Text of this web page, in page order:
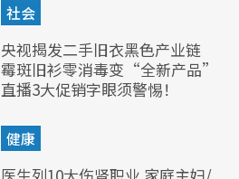
社会
央视揭发二手旧衣黑色产业链
霉斑旧衫零消毒变“全新产品”
直播3大促销字眼须警惕！
健康